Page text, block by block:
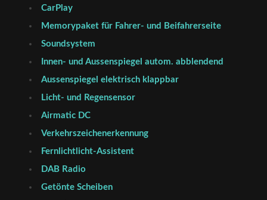
CarPlay
Memorypaket für Fahrer- und Beifahrerseite
Soundsystem
Innen- und Aussenspiegel autom. abblendend
Aussenspiegel elektrisch klappbar
Licht- und Regensensor
Airmatic DC
Verkehrszeichenerkennung
Fernlichtlicht-Assistent
DAB Radio
Getönte Scheiben